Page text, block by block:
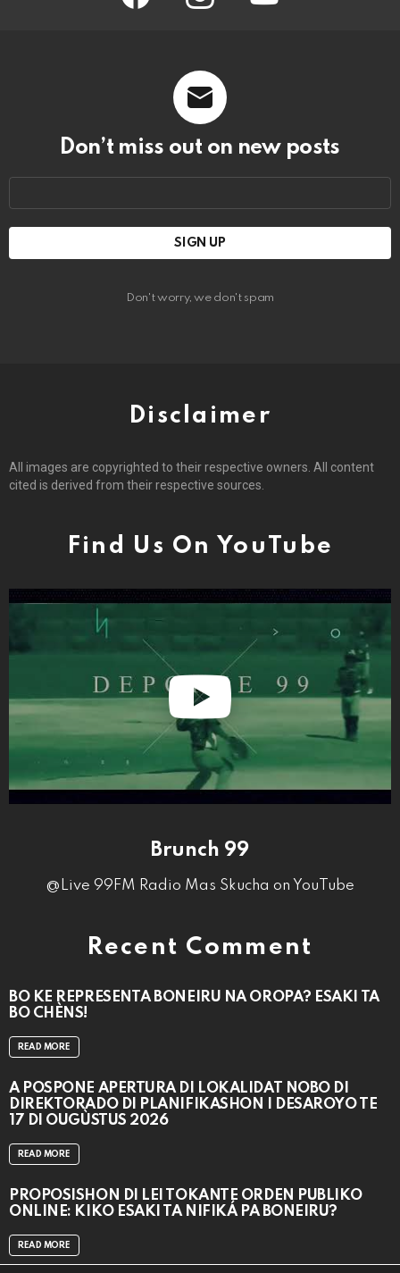
Don’t miss out on new posts
Don't worry, we don't spam
Disclaimer
All images are copyrighted to their respective owners. All content
cited is derived from their respective sources.
Find Us On YouTube
Brunch 99
@Live 99FM Radio Mas Skucha on YouTube
Recent Comment
BO KE REPRESENTÁ BONEIRU NA OROPA? ESAKI TA
BO CHÈNS!
READ MORE
A POSPONÉ APERTURA DI LOKALIDAT NOBO DI
DIREKTORADO DI PLANIFIKASHON I DESAROYO TE
17 DI OUGÙSTUS 2026
READ MORE
PROPOSISHON DI LEI TOKANTE ÒRDEN PÚBLIKO
ONLINE: KIKO ESAKI TA NIFIKÁ PA BONEIRU?
READ MORE